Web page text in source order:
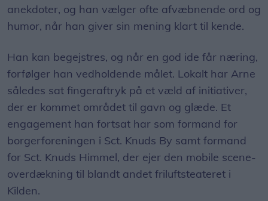
anekdoter, og han vælger ofte afvæbnende ord og
humor, når han giver sin mening klart til kende.
Han kan begejstres, og når en god ide får næring,
forfølger han vedholdende målet. Lokalt har Arne
således sat fingeraftryk på et væld af initiativer,
der er kommet området til gavn og glæde. Et
engagement han fortsat har som formand for
borgerforeningen i Sct. Knuds By samt formand
for Sct. Knuds Himmel, der ejer den mobile scene-
overdækning til blandt andet friluftsteateret i
Kilden.